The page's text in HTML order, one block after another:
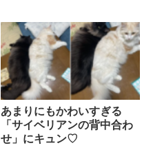
あまりにもかわいすぎる
「サイベリアンの背中合わ
せ」にキュン♡